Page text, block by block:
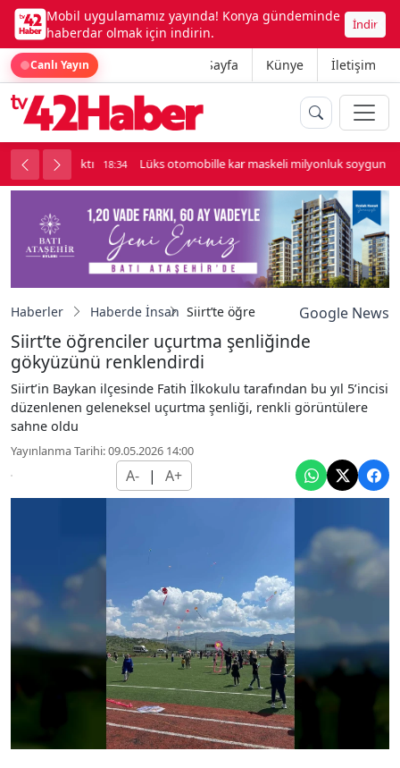
Mobil uygulamamız yayında! Konya gündeminde
haberdar olmak için indirin.
İndir
Canlı Yayın Ana Sayfa Künye İletişim
kavga çıktı 18:34 Lüks otomobille kar maskeli milyonluk soygun
Haberler Haberde İnsan Siirt’te öğrenciler uçurtma
Google News
Siirt’te öğrenciler uçurtma şenliğinde
gökyüzünü renklendirdi
Siirt’in Baykan ilçesinde Fatih İlkokulu tarafından bu yıl 5’incisi
düzenlenen geleneksel uçurtma şenliği, renkli görüntülere
sahne oldu
Yayınlanma Tarihi: 09.05.2026 14:00
A- | A+